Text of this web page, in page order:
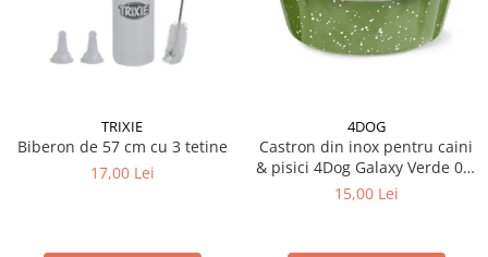
TRIXIE
Biberon de 57 cm cu 3 tetine
17,00 Lei
4DOG
Castron din inox pentru caini
& pisici 4Dog Galaxy Verde 0,5
L
15,00 Lei